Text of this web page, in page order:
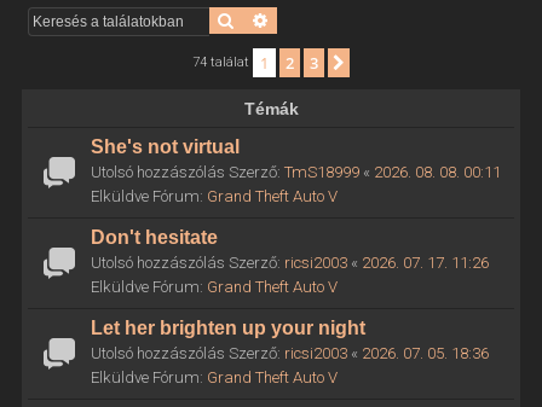
Keresés
74 találat 1 2 3
Témák
She's not virtual
Utolsó hozzászólás Szerző: TmS18999« 2026. 08. 08. 00:11
Elküldve Fórum: Grand Theft Auto V
Don't hesitate
Utolsó hozzászólás Szerző: ricsi2003« 2026. 07. 17. 11:26
Elküldve Fórum: Grand Theft Auto V
Let her brighten up your night
Utolsó hozzászólás Szerző: ricsi2003« 2026. 07. 05. 18:36
Elküldve Fórum: Grand Theft Auto V